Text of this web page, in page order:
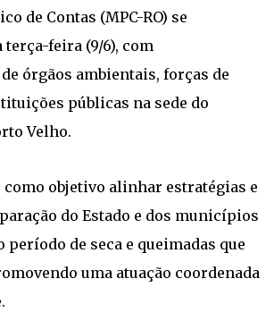
de Contas (MPC-RO) se
feira (9/6), com
órgãos ambientais, forças de
públicas na sede do
Velho.
como objetivo alinhar estratégias e
do Estado e dos municípios
período de seca e queimadas que
uma atuação coordenada